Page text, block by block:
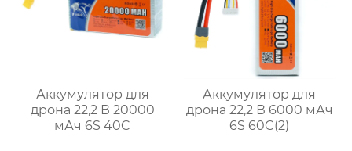
Аккумулятор для
дрона 22,2 В 20000
мАч 6S 40C
Аккумулятор для
дрона 22,2 В 6000 мАч
6S 60C(2)